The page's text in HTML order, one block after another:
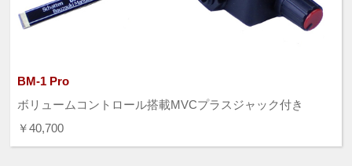
BM-1 Pro
ボリュームコントロール搭載MVCプラスジャック付き
￥40,700